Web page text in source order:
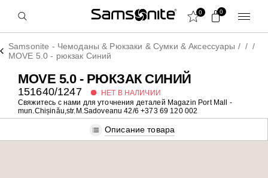
0 0
Samsonite - Чемоданы & Рюкзаки & Сумки & Аксессуары / / /
MOVE 5.0 - рюкзак Синий
MOVE 5.0 - РЮКЗАК СИНИЙ
151640/1247
НЕТ В НАЛИЧИИ
Свяжитесь с нами для уточнения деталей Magazin Port Mall -
mun.Chișinău,str.M.Sadoveanu 42/6 +373 69 120 002
Описание товара